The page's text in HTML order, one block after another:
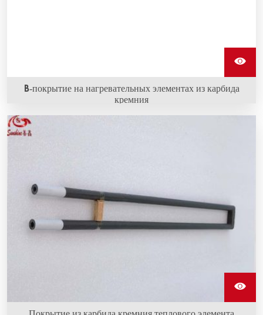
B-покрытие на нагревательных элементах из карбида
кремния
Обогреватели карбида кремния с покрытием B (азот)
образуют слой азотида на поверхности обогревателя.